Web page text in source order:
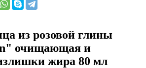
из розовой глины
очищающая и
жира 80 мл